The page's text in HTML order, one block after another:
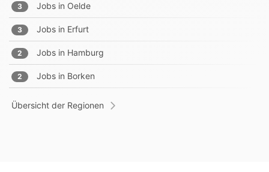
3 Jobs in Oelde
3 Jobs in Erfurt
2 Jobs in Hamburg
2 Jobs in Borken
Übersicht der Regionen